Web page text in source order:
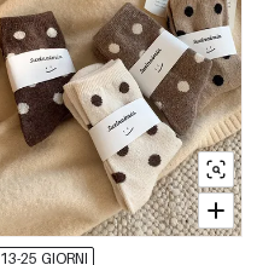
13-25 GIORNI